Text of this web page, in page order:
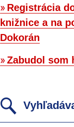
Registrácia
knižnice a na
Dokorán
Zabudol som